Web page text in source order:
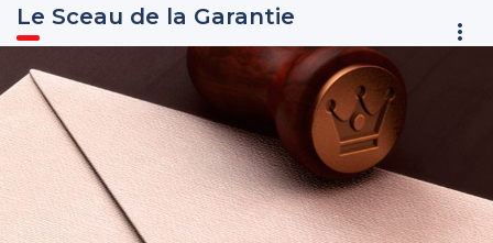
S'inscrire
Hommes
Intelligence Spirituelle
IntelliMen
Parents et enfants
Relationnel
Le Sceau de la Garantie